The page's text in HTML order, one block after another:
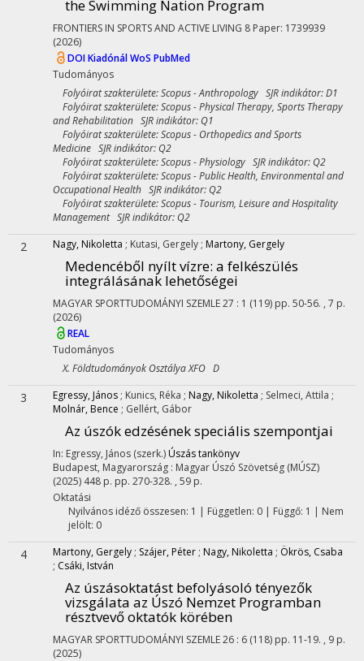
the Swimming Nation Program
FRONTIERS IN SPORTS AND ACTIVE LIVING 8 Paper: 1739939
(2026)
DOIKiadónálWoS PubMed
Tudományos
Folyóirat szakterülete: Scopus - Anthropology SJR indikátor: D1
Folyóirat szakterülete: Scopus - Physical Therapy, Sports Therapy
and Rehabilitation SJR indikátor: Q1
Folyóirat szakterülete: Scopus - Orthopedics and Sports
Medicine SJR indikátor: Q2
Folyóirat szakterülete: Scopus - Physiology SJR indikátor: Q2
Folyóirat szakterülete: Scopus - Public Health, Environmental and
Occupational Health SJR indikátor: Q2
Folyóirat szakterülete: Scopus - Tourism, Leisure and Hospitality
Management SJR indikátor: Q2
2 Nagy, Nikoletta ; Kutasi, Gergely ; Martony, Gergely
Medencéből nyílt vízre: a felkészülés
integrálásának lehetőségei
MAGYAR SPORTTUDOMÁNYI SZEMLE27 : 1 (119) pp. 50-56. , 7 p.
(2026)
REAL
Tudományos
X. Földtudományok Osztálya XFO D
3 Egressy, János ; Kunics, Réka ; Nagy, Nikoletta ; Selmeci, Attila ;
Molnár, Bence ; Gellért, Gábor
Az úszók edzésének speciális szempontjai
In: Egressy, János (szerk.) Úszás tankönyv
Budapest, Magyarország : Magyar Úszó Szövetség (MÚSZ)
(2025) 448 p. pp. 270-328. , 59 p.
Oktatási
Nyilvános idéző összesen: 1 | Független: 0 | Függő: 1 | Nem
jelölt: 0
4 Martony, Gergely ; Szájer, Péter ; Nagy, Nikoletta ; Ökrös, Csaba
; Csáki, István
Az úszásoktatást befolyásoló tényezők
vizsgálata az Úszó Nemzet Programban
résztvevő oktatók körében
MAGYAR SPORTTUDOMÁNYI SZEMLE26 : 6 (118) pp. 11-19. , 9 p.
(2025)